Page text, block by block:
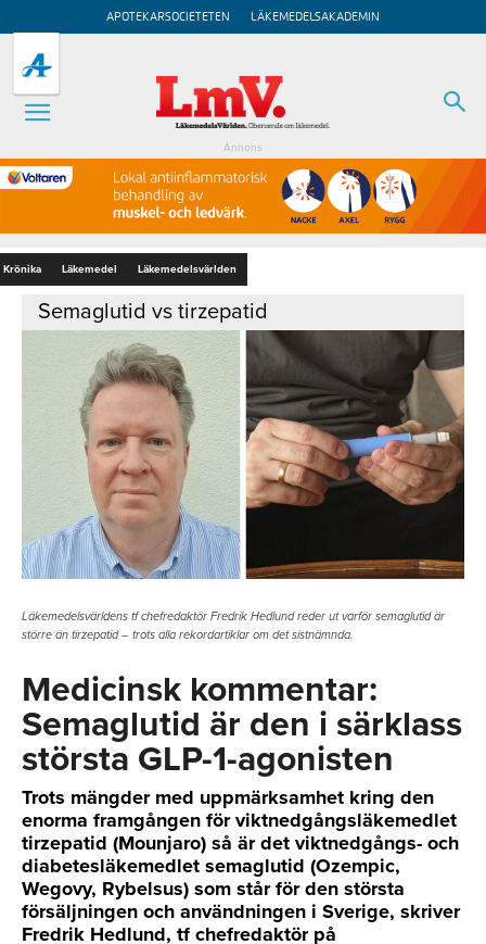
APOTEKARSOCIETETEN LÄKEMEDELSAKADEMIN
Annons
Krönika Läkemedel Läkemedelsvärlden
Semaglutid vs tirzepatid
Läkemedelsvärldens tf chefredaktör Fredrik Hedlund reder ut varför semaglutid är
större än tirzepatid – trots alla rekordartiklar om det sistnämnda.
Medicinsk kommentar:
Semaglutid är den i särklass
största GLP-1-agonisten
Trots mängder med uppmärksamhet kring den
enorma framgången för viktnedgångsläkemedlet
tirzepatid (Mounjaro) så är det viktnedgångs- och
diabetesläkemedlet semaglutid (Ozempic,
Wegovy, Rybelsus) som står för den största
försäljningen och användningen i Sverige, skriver
Fredrik Hedlund, tf chefredaktör på